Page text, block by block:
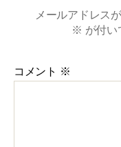
メールアドレス
※ が付い
コメント ※